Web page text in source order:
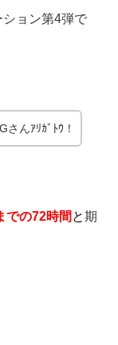
ション第4弾で
んｱﾘｶﾞﾄｳ！
での72時間 と期